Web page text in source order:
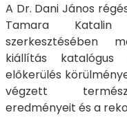
A Dr. Dani János
Tamara
szerkesztésében
kiállítás
előkerülés
végzett
eredményeit és a